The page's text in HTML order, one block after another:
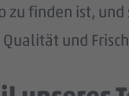
finden ist, und
und